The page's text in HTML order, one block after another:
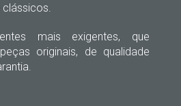
mais exigentes, que
originais, de qualidade